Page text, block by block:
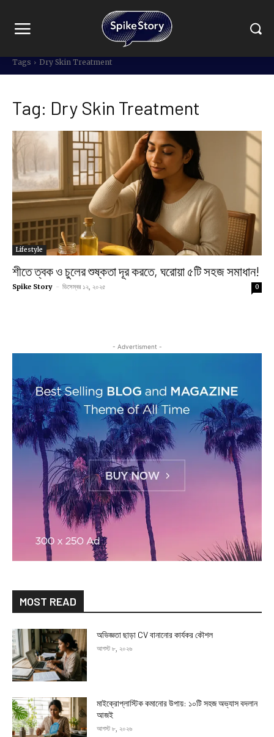
Tags Dry Skin Treatment
Tag: Dry Skin Treatment
Lifestyle
শীতে ত্বক ও চুলের শুষ্কতা দূর করতে, ঘরোয়া ৫টি সহজ সমাধান!
Spike Story - ডিসেম্বর ১২, ২০২৫ 0
- Advertisment -
MOST READ
অভিজ্ঞতা ছাড়া CV বানানোর কার্যকর কৌশল
আগস্ট ৮, ২০২৬
মাইক্রোপ্লাস্টিক কমানোর উপায়: ১০টি সহজ অভ্যাস বদলান
আজই
আগস্ট ৮, ২০২৬